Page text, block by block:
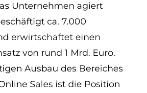
DE
ES
Navigation schließen
Unternehmen agiert
ca. 7.000
erwirtschaftet einen
von rund 1 Mrd. Euro.
Ausbau des Bereiches
Sales ist die Position